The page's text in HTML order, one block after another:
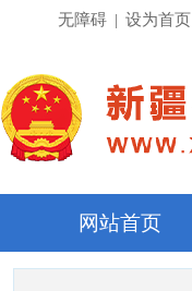
无障碍 | 设为首页
网站首页